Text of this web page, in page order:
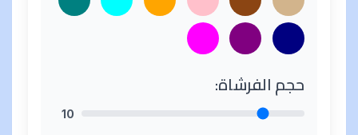
حجم الفرشاة:
10